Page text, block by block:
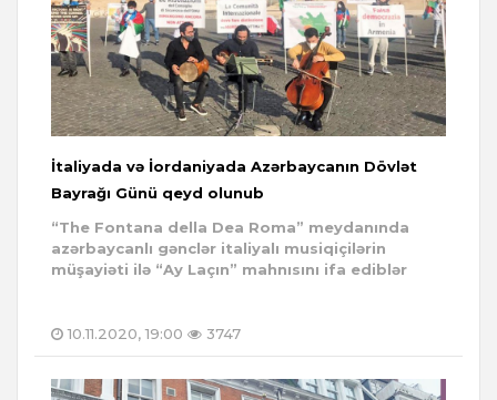
İtaliyada və İordaniyada Azərbaycanın Dövlət
Bayrağı Günü qeyd olunub
“The Fontana della Dea Roma” meydanında
azərbaycanlı gənclər italiyalı musiqiçilərin
müşayiəti ilə “Ay Laçın” mahnısını ifa ediblər
10.11.2020, 19:00 3747